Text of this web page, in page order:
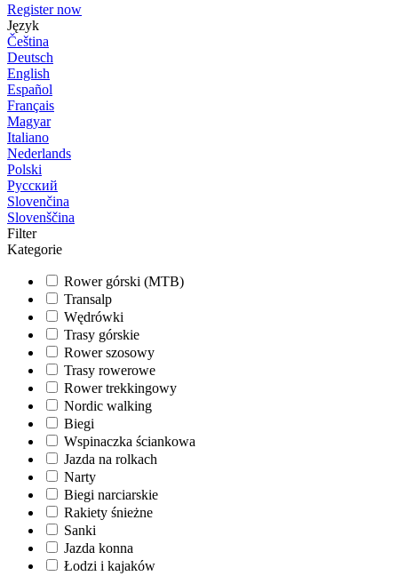
Register now
Język
Čeština
Deutsch
English
Español
Français
Magyar
Italiano
Nederlands
Polski
Русский
Slovenčina
Slovenščina
Filter
Kategorie
Rower górski (MTB)
Transalp
Wędrówki
Trasy górskie
Rower szosowy
Trasy rowerowe
Rower trekkingowy
Nordic walking
Biegi
Wspinaczka ściankowa
Jazda na rolkach
Narty
Biegi narciarskie
Rakiety śnieżne
Sanki
Jazda konna
Łodzi i kajaków